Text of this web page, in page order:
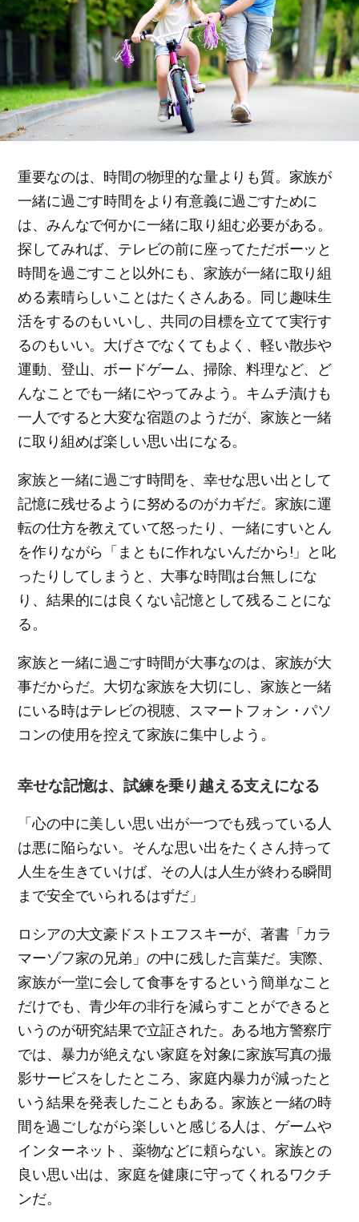
重要なのは、時間の物理的な量よりも質。家族が
一緒に過ごす時間をより有意義に過ごすために
は、みんなで何かに一緒に取り組む必要がある。
探してみれば、テレビの前に座ってただボーッと
時間を過ごすこと以外にも、家族が一緒に取り組
める素晴らしいことはたくさんある。同じ趣味生
活をするのもいいし、共同の目標を立てて実行す
るのもいい。大げさでなくてもよく、軽い散歩や
運動、登山、ボードゲーム、掃除、料理など、ど
んなことでも一緒にやってみよう。キムチ漬けも
一人ですると大変な宿題のようだが、家族と一緒
に取り組めば楽しい思い出になる。
家族と一緒に過ごす時間を、幸せな思い出として
記憶に残せるように努めるのがカギだ。家族に運
転の仕方を教えていて怒ったり、一緒にすいとん
を作りながら「まともに作れないんだから!」と叱
ったりしてしまうと、大事な時間は台無しにな
り、結果的には良くない記憶として残ることにな
る。
家族と一緒に過ごす時間が大事なのは、家族が大
事だからだ。大切な家族を大切にし、家族と一緒
にいる時はテレビの視聴、スマートフォン・パソ
コンの使用を控えて家族に集中しよう。
幸せな記憶は、試練を乗り越える支えになる
「心の中に美しい思い出が一つでも残っている人
は悪に陥らない。そんな思い出をたくさん持って
人生を生きていけば、その人は人生が終わる瞬間
まで安全でいられるはずだ」
ロシアの大文豪ドストエフスキーが、著書「カラ
マーゾフ家の兄弟」の中に残した言葉だ。実際、
家族が一堂に会して食事をするという簡単なこと
だけでも、青少年の非行を減らすことができると
いうのが研究結果で立証された。ある地方警察庁
では、暴力が絶えない家庭を対象に家族写真の撮
影サービスをしたところ、家庭内暴力が減ったと
いう結果を発表したこともある。家族と一緒の時
間を過ごしながら楽しいと感じる人は、ゲームや
インターネット、薬物などに頼らない。家族との
良い思い出は、家庭を健康に守ってくれるワクチ
ンだ。